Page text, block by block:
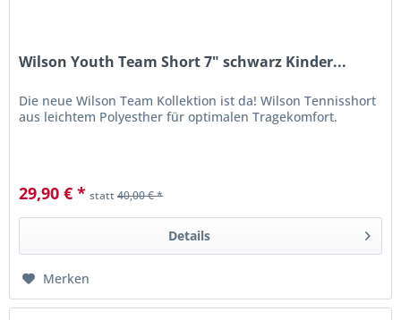
Wilson Youth Team Short 7" schwarz Kinder...
Die neue Wilson Team Kollektion ist da! Wilson Tennisshort
aus leichtem Polyesther für optimalen Tragekomfort.
29,90 € * statt40,00 € *
Details
Merken